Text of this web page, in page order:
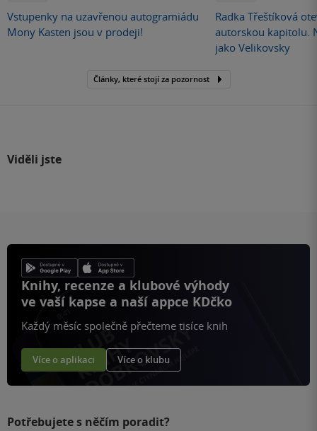
Vstupenky na uzavřenou autogramiádu
Mony Kasten jsou v prodeji!
Radka Třeštíková
autorskou kapitolu.
jako Velikovsky
Články, které stojí za pozornost
Viděli jste
Knihy, recenze a klubové výhody
ve vaší kapse a naší appce KDčko
Každý měsíc společně přečteme tisíce knih
Více o aplikaci Více o klubu
Potřebujete s něčím poradit?